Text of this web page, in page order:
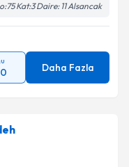
Kat:3 Daire: 11 Alsancak
Daha Fazla